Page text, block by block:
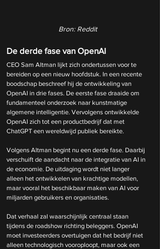
Bron: Reddit
De derde fase van OpenAI
CEO Sam Altman lijkt zich ondertussen voor te
bereiden op een nieuw hoofdstuk. In een recente
boodschap beschreef hij de ontwikkeling van
OpenAI in drie fases. De eerste fase draaide om
fundamenteel onderzoek naar kunstmatige
algemene intelligentie. Vervolgens ontwikkelde
OpenAI zich tot een productbedrijf dat met
ChatGPT een wereldwijd publiek bereikte.
Volgens Altman begint nu een derde fase. Daarbij
verschuift de aandacht naar de integratie van AI in
de economie. De uitdaging wordt niet langer
alleen het ontwikkelen van krachtige modellen,
maar vooral het beschikbaar maken van AI voor
miljarden gebruikers en organisaties.
Dat verhaal zal waarschijnlijk centraal staan
tijdens de roadshow richting beleggers. OpenAI
moet investeerders overtuigen dat het bedrijf niet
alleen technologisch vooroploopt, maar ook een